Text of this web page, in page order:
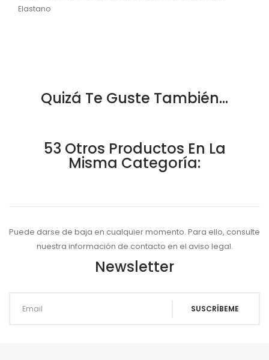
Elastano
Quizá Te Guste También...
53 Otros Productos En La
Misma Categoría:
Puede darse de baja en cualquier momento. Para ello, consulte
nuestra información de contacto en el aviso legal.
Newsletter